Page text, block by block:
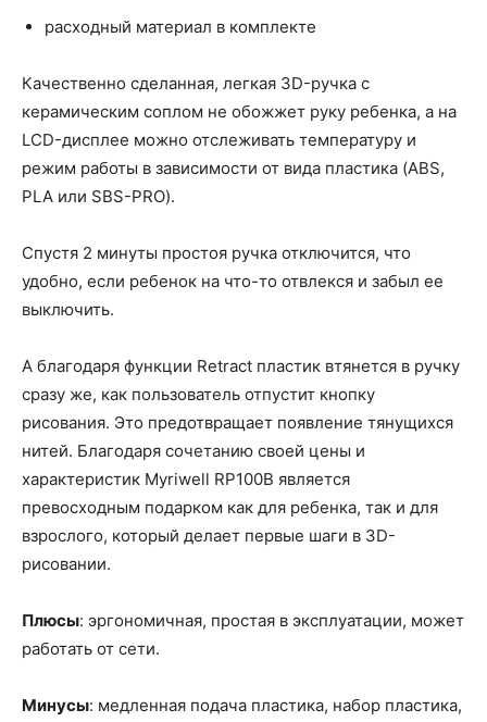
расходный материал в комплекте
Качественно сделанная, легкая 3D-ручка с
керамическим соплом не обожжет руку ребенка, а на
LCD-дисплее можно отслеживать температуру и
режим работы в зависимости от вида пластика (ABS,
PLA или SBS-PRO).
Спустя 2 минуты простоя ручка отключится, что
удобно, если ребенок на что-то отвлекся и забыл ее
выключить.
А благодаря функции Retract пластик втянется в ручку
сразу же, как пользователь отпустит кнопку
рисования. Это предотвращает появление тянущихся
нитей. Благодаря сочетанию своей цены и
характеристик Myriwell RP100B является
превосходным подарком как для ребенка, так и для
взрослого, который делает первые шаги в 3D-
рисовании.
Плюсы: эргономичная, простая в эксплуатации, может
работать от сети.
Минусы: медленная подача пластика, набор пластика,